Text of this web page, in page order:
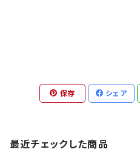
保存 シェア
最近チェックした商品